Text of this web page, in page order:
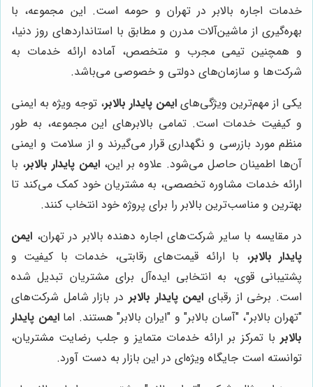
خدمات اجاره بالابر در تهران و حومه است. این مجموعه، با
بهره‌گیری از ماشین‌آلات مدرن و مطابق با استانداردهای روز دنیا،
و همچنین تیمی مجرب و متخصص، آماده ارائه خدمات به
شرکت‌ها و سازمان‌های دولتی و خصوصی می‌باشد.
یکی از مهم‌ترین ویژگی‌های ایمن پایدار بالابر، توجه ویژه به ایمنی
و کیفیت خدمات است. تمامی بالابرهای این مجموعه، به طور
منظم مورد بازرسی و نگهداری قرار می‌گیرند و از سلامت و ایمنی
آن‌ها اطمینان حاصل می‌شود. علاوه بر این، ایمن پایدار بالابر، با
ارائه خدمات مشاوره تخصصی، به مشتریان خود کمک می‌کند تا
بهترین و مناسب‌ترین بالابر را برای پروژه خود انتخاب کنند.
در مقایسه با سایر شرکت‌های اجاره دهنده بالابر در تهران، ایمن
پایدار بالابر، با ارائه قیمت‌های رقابتی، خدمات با کیفیت و
پشتیبانی قوی، به انتخابی ایده‌آل برای مشتریان تبدیل شده
است. برخی از رقبای ایمن پایدار بالابر در بازار شامل شرکت‌های
"تهران بالابر"، "آسان بالابر" و "ایران بالابر" هستند. اماایمن پایدار
بالابر با تمرکز بر ارائه خدمات متمایز و جلب رضایت مشتریان،
توانسته است جایگاه ویژه‌ای در این بازار به دست آورد.